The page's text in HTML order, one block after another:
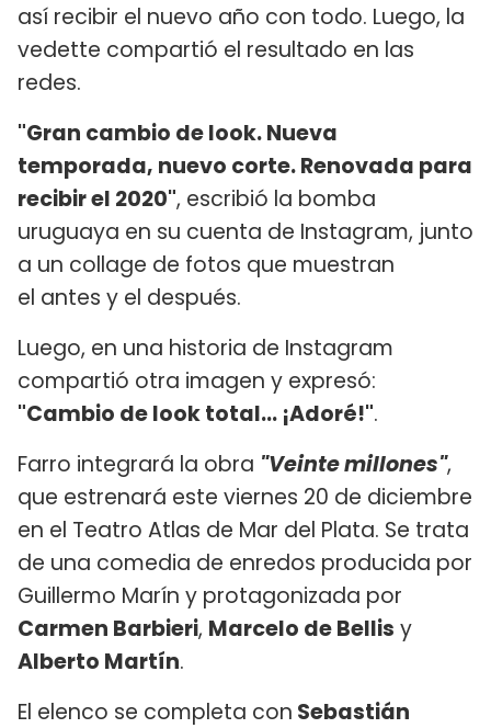
así recibir el nuevo año con todo. Luego, la
vedette compartió el resultado en las
redes.
"Gran cambio de look. Nueva
temporada, nuevo corte. Renovada para
recibir el 2020", escribió la bomba
uruguaya en su cuenta de Instagram, junto
a un collage de fotos que muestran
el antes y el después.
Luego, en una historia de Instagram
compartió otra imagen y expresó:
"Cambio de look total... ¡Adoré!".
Farro integrará la obra "Veinte millones",
que estrenará este viernes 20 de diciembre
en el Teatro Atlas de Mar del Plata. Se trata
de una comedia de enredos producida por
Guillermo Marín y protagonizada por
Carmen Barbieri, Marcelo de Bellis y
Alberto Martín.
El elenco se completa con Sebastián